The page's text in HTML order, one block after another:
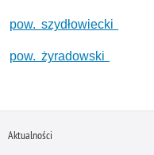
pow. szydłowiecki
pow. żyradowski
Aktualności